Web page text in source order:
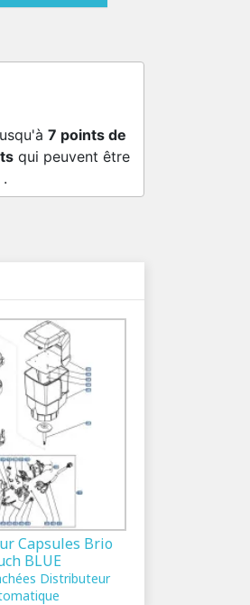
7 points de
qui peuvent être
.
Capsules Brio
BLUE
Distributeur